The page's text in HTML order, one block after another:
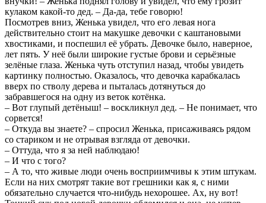
кулаком какой-то дед. – Да-да, тебе говорю!
Посмотрев вниз, Женька увидел, что его левая нога
действительно стоит на макушке девочки с каштановыми
хвостиками, и поспешил её убрать. Девочке было, наверное,
лет пять. У неё были широкие густые брови и серьёзные
зелёные глаза. Женька чуть отступил назад, чтобы увидеть
картинку полностью. Оказалось, что девочка карабкалась
вверх по стволу дерева и пыталась дотянуться до
забравшегося на одну из веток котёнка.
– Вот глупый детёныш! – воскликнул дед. – Не понимает, что
сорвется!
– Откуда вы знаете? – спросил Женька, присаживаясь рядом
со стариком и не отрывая взгляда от девочки.
– Оттуда, что я за ней наблюдаю!
– И что с того?
– А то, что живые люди очень восприимчивы к этим штукам.
Если на них смотрят такие вот грешники как я, с ними
обязательно случается что-нибудь нехорошее. Ах, ну вот!